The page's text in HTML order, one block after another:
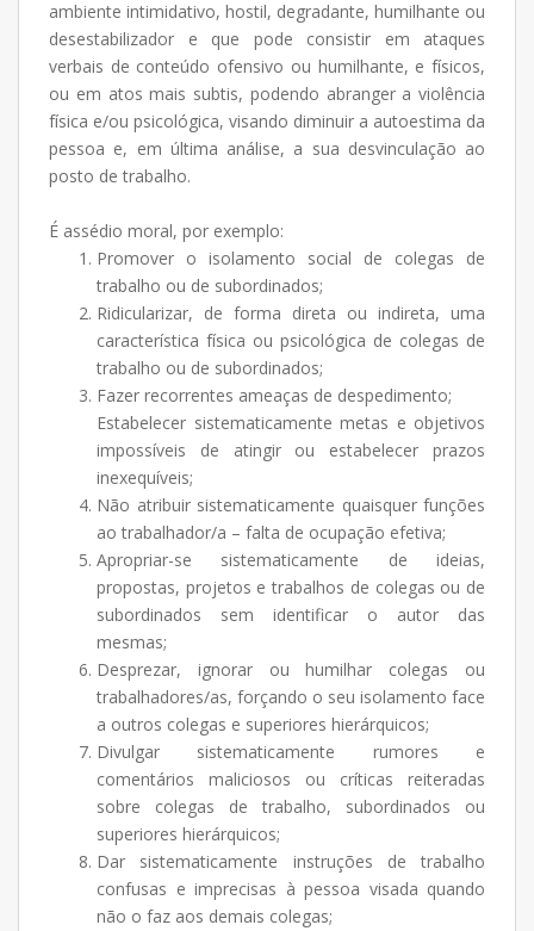
ambiente intimidativo, hostil, degradante, humilhante ou
desestabilizador e que pode consistir em ataques
verbais de conteúdo ofensivo ou humilhante, e físicos,
ou em atos mais subtis, podendo abranger a violência
física e/ou psicológica, visando diminuir a autoestima da
pessoa e, em última análise, a sua desvinculação ao
posto de trabalho.
É assédio moral, por exemplo:
Promover o isolamento social de colegas de
trabalho ou de subordinados;
Ridicularizar, de forma direta ou indireta, uma
característica física ou psicológica de colegas de
trabalho ou de subordinados;
Fazer recorrentes ameaças de despedimento;
Estabelecer sistematicamente metas e objetivos
impossíveis de atingir ou estabelecer prazos
inexequíveis;
Não atribuir sistematicamente quaisquer funções
ao trabalhador/a – falta de ocupação efetiva;
Apropriar-se sistematicamente de ideias,
propostas, projetos e trabalhos de colegas ou de
subordinados sem identificar o autor das
mesmas;
Desprezar, ignorar ou humilhar colegas ou
trabalhadores/as, forçando o seu isolamento face
a outros colegas e superiores hierárquicos;
Divulgar sistematicamente rumores e
comentários maliciosos ou críticas reiteradas
sobre colegas de trabalho, subordinados ou
superiores hierárquicos;
Dar sistematicamente instruções de trabalho
confusas e imprecisas à pessoa visada quando
não o faz aos demais colegas;